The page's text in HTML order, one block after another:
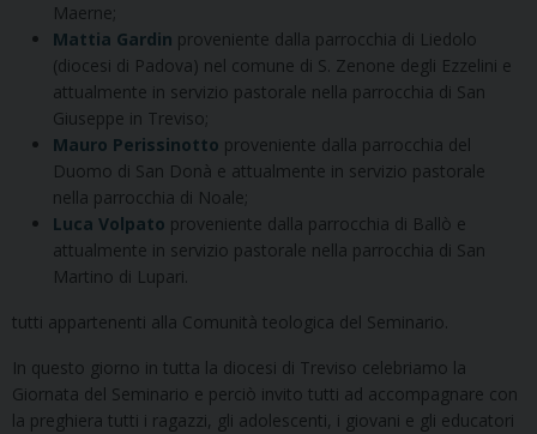
Maerne;
Mattia Gardin proveniente dalla parrocchia di Liedolo
(diocesi di Padova) nel comune di S. Zenone degli Ezzelini e
attualmente in servizio pastorale nella parrocchia di San
Giuseppe in Treviso;
Mauro Perissinotto proveniente dalla parrocchia del
Duomo di San Donà e attualmente in servizio pastorale
nella parrocchia di Noale;
Luca Volpato proveniente dalla parrocchia di Ballò e
attualmente in servizio pastorale nella parrocchia di San
Martino di Lupari.
tutti appartenenti alla Comunità teologica del Seminario.
In questo giorno in tutta la diocesi di Treviso celebriamo la
Giornata del Seminario e perciò invito tutti ad accompagnare con
la preghiera tutti i ragazzi, gli adolescenti, i giovani e gli educatori